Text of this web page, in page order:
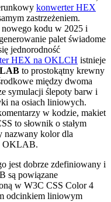
konwerter HEX
zastrzeżeniem.
kodu w 2025 i
palet świadome
jednorodność
HEX na OKLCH istnieje
to prostokątny krewny
między dwoma
symulacji ślepoty barw i
na osiach liniowych.
w kodzie, makiet
to słownik o stałym
nazwany kolor dla
OKLAB.
jest dobrze zdefiniowany i
są powiązane
w W3C CSS Color 4
odcinkiem liniowym